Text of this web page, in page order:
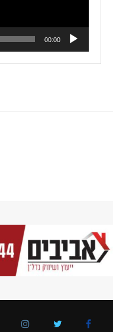
00:00